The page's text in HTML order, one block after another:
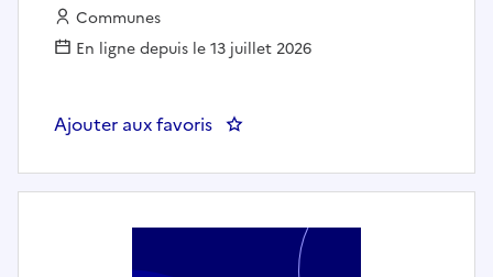
Employeur :
Communes
En ligne depuis le 13 juillet 2026
Ajouter aux favoris : Agent d'accueil de la Mairie -